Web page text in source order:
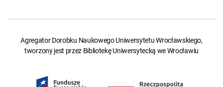
Agregator Dorobku Naukowego Uniwersytetu Wrocławskiego,
tworzony jest przez Bibliotekę Uniwersytecką we Wrocławiu